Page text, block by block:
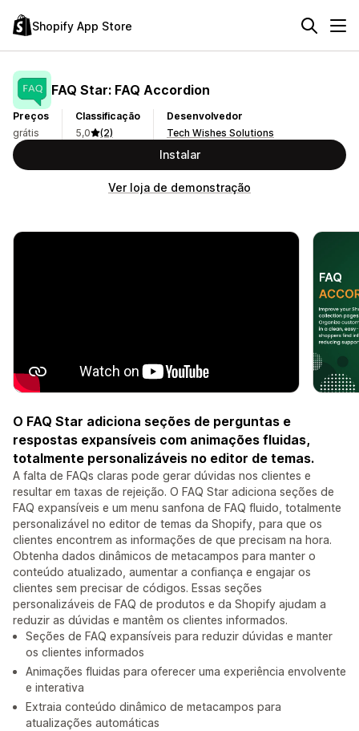
Shopify App Store
FAQ Star: FAQ Accordion
Preços
grátis
Classificação
5,0
(2)
Desenvolvedor
Tech Wishes Solutions
Instalar
Ver loja de demonstração
O FAQ Star adiciona seções de perguntas e
respostas expansíveis com animações fluidas,
totalmente personalizáveis no editor de temas.
A falta de FAQs claras pode gerar dúvidas nos clientes e
resultar em taxas de rejeição. O FAQ Star adiciona seções de
FAQ expansíveis e um menu sanfona de FAQ fluido, totalmente
personalizável no editor de temas da Shopify, para que os
clientes encontrem as informações de que precisam na hora.
Obtenha dados dinâmicos de metacampos para manter o
conteúdo atualizado, aumentar a confiança e engajar os
clientes sem precisar de códigos. Essas seções
personalizáveis de FAQ de produtos e da Shopify ajudam a
reduzir as dúvidas e mantêm os clientes informados.
Seções de FAQ expansíveis para reduzir dúvidas e manter
os clientes informados
Animações fluidas para oferecer uma experiência envolvente
e interativa
Extraia conteúdo dinâmico de metacampos para
atualizações automáticas